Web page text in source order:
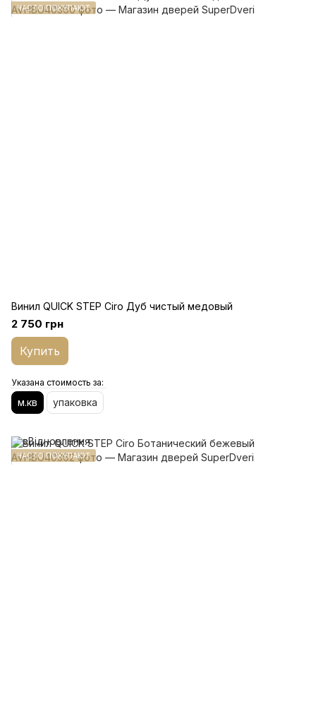
ЧАСТО ПОКУПАЮТ
Винил QUICK STEP Ciro Дуб чистый медовый
2 750 грн
Купить
Указана стоимость за:
м.кв упаковка
ЧАСТО ПОКУПАЮТ